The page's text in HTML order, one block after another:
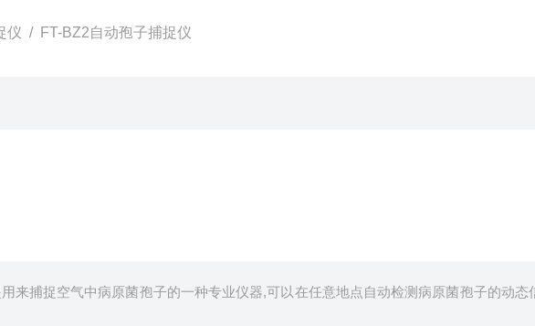
仪 / FT-BZ2自动孢子捕捉仪
来捕捉空气中病原菌孢子的一种专业仪器,可以在任意地点自动检测病原菌孢子的动态